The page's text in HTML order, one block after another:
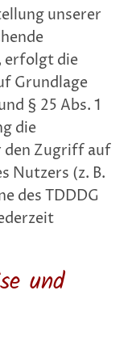
unserer
erfolgt die
Grundlage
§ 25 Abs. 1
die
den Zugriff auf
Nutzers (z. B.
des TDDDG
und